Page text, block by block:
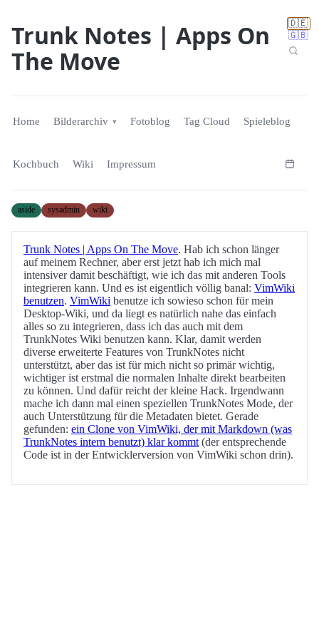
🇩🇪
🇬🇧
Trunk Notes | Apps On
The Move
Home Bilderarchiv Fotoblog Tag Cloud Spieleblog
Kochbuch Wiki Impressum
aside sysadmin wiki
Trunk Notes | Apps On The Move. Hab ich schon länger
auf meinem Rechner, aber erst jetzt hab ich mich mal
intensiver damit beschäftigt, wie ich das mit anderen Tools
integrieren kann. Und es ist eigentlich völlig banal: VimWiki
benutzen. VimWiki benutze ich sowieso schon für mein
Desktop-Wiki, und da liegt es natürlich nahe das einfach
alles so zu integrieren, dass ich das auch mit dem
TrunkNotes Wiki benutzen kann. Klar, damit werden
diverse erweiterte Features von TrunkNotes nicht
unterstützt, aber das ist für mich nicht so primär wichtig,
wichtiger ist erstmal die normalen Inhalte direkt bearbeiten
zu können. Und dafür reicht der kleine Hack. Irgendwann
mache ich dann mal einen speziellen TrunkNotes Mode, der
auch Unterstützung für die Metadaten bietet. Gerade
gefunden: ein Clone von VimWiki, der mit Markdown (was
TrunkNotes intern benutzt) klar kommt (der entsprechende
Code ist in der Entwicklerversion von VimWiki schon drin).